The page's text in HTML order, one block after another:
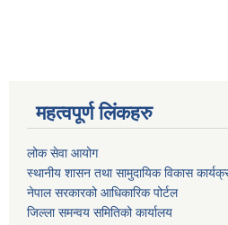
महत्वपूर्ण लिंकहरु
लोक सेवा आयोग
स्थानीय शासन तथा सामुदायिक विकास
नेपाल सरकारको आधिकारिक पोर्टल
जिल्ला समन्वय समितिको कार्यालय